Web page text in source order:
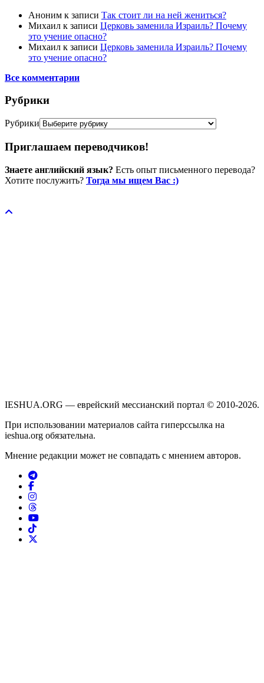
Аноним к записи Так стоит ли на ней жениться?
Михаил к записи Церковь заменила Израиль? Почему
это учение опасно?
Михаил к записи Церковь заменила Израиль? Почему
это учение опасно?
Все комментарии
Рубрики
Рубрики
Приглашаем переводчиков!
Знаете английский язык? Есть опыт письменного перевода?
Хотите послужить? Тогда мы ищем Вас :)
IESHUA.ORG — еврейский мессианский портал © 2010-2026.
При использовании материалов сайта гиперссылка на
ieshua.org обязательна.
Мнение редакции может не совпадать с мнением авторов.